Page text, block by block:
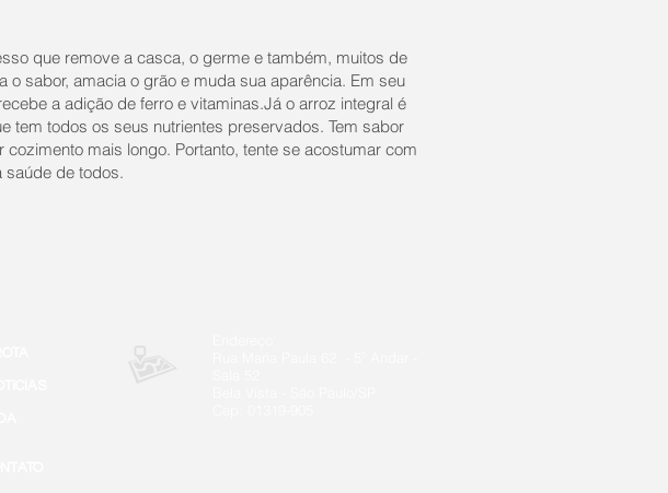
que remove a casca, o germe e também, muitos de
o sabor, amacia o grão e muda sua aparência. Em seu
a adição de ferro e vitaminas.Já o arroz integral é
tem todos os seus nutrientes preservados. Tem sabor
mais longo. Portanto, tente se acostumar com
saúde de todos.